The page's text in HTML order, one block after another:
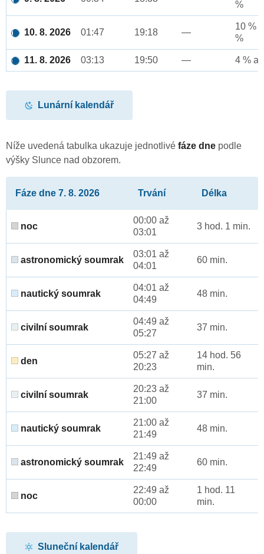
%
10. 8. 2026 01:47 19:18 —
10 %
%
11. 8. 2026 03:13 19:50 — 4 %
Lunární kalendář
Níže uvedená tabulka ukazuje jednotlivé fáze dne podle
výšky Slunce nad obzorem.
Fáze dne 7. 8. 2026 Trvání Délka
noc
00:00 až
03:01
3 hod. 1 min.
astronomický soumrak
03:01 až
04:01
60 min.
nautický soumrak
04:01 až
04:49
48 min.
civilní soumrak
04:49 až
05:27
37 min.
den
05:27 až
20:23
14 hod. 56
min.
civilní soumrak
20:23 až
21:00
37 min.
nautický soumrak
21:00 až
21:49
48 min.
astronomický soumrak
21:49 až
22:49
60 min.
noc
22:49 až
00:00
1 hod. 11
min.
Sluneční kalendář